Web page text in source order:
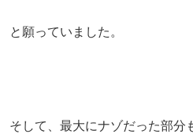
と願っていました。
そして、最大にナゾだった部分